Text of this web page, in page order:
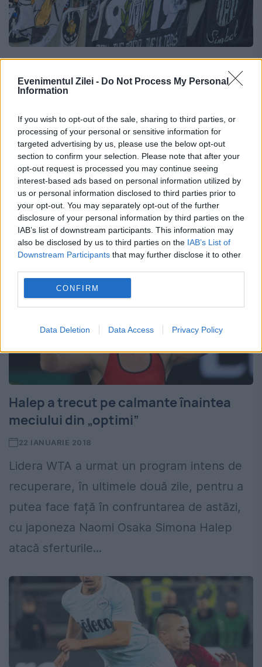
Evenimentul Zilei - Do Not Process My Personal
Information
If you wish to opt-out of the sale, sharing to third parties, or
processing of your personal or sensitive information for
targeted advertising by us, please use the below opt-out
section to confirm your selection. Please note that after your
opt-out request is processed you may continue seeing
interest-based ads based on personal information utilized by
us or personal information disclosed to third parties prior to
your opt-out. You may separately opt-out of the further
disclosure of your personal information by third parties on the
IAB’s list of downstream participants. This information may
also be disclosed by us to third parties on the IAB’s List of
Downstream Participants that may further disclose it to other
CONFIRM
Data Deletion Data Access Privacy Policy
Cupa României. FCSB coboară în
„Infern”. Unde poate fi urmărită partida
Meciuri interesante programate în optimile
de finală ale Cupei României. În cel mai
așteptat duel al rundei, Universitatea Cluj
primește vizita FCSB. Partida va avea loc
marți, 29 octombrie, de...
Halep a trecut pe calmante înaintea
meciului din „optimi”
22 IANUARIE 2018
Lidera WTA a urmat un program intens de
recuperare, în ultimele două zile, pentru a
putea face față în confruntarea de astăzi,
cu japoneza Naomi Osaka Simona Halep
atacă sferturile...